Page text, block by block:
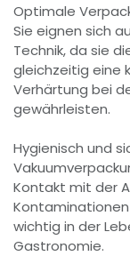
Optimale
Sie eignen sich
Technik, da sie
gleichzeitig eine
Verhärtung bei
gewährleisten.
Hygienisch und
Kontakt mit der
wichtig in der
Gastronomie.